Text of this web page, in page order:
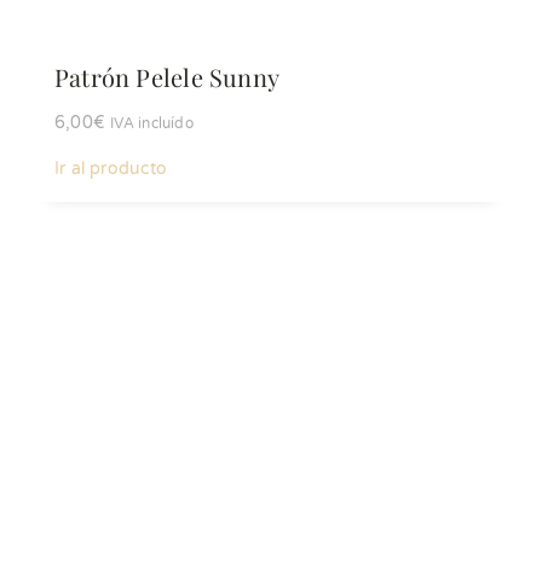
Patrón Pelele Sunny
6,00€ IVA incluído
Ir al producto